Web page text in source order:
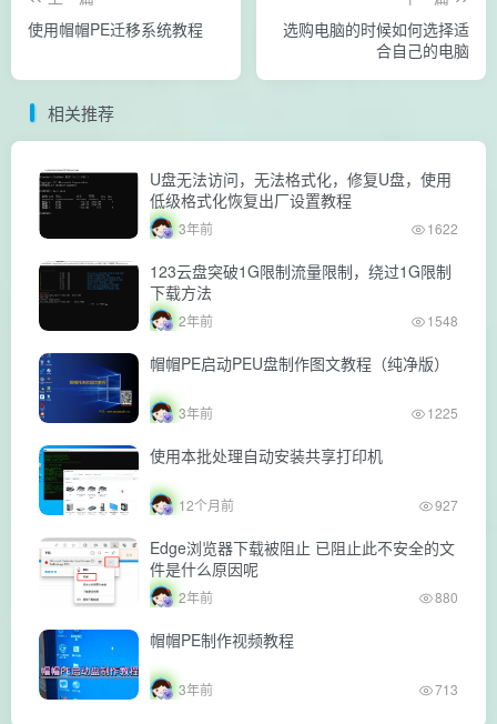
使用帽帽PE迁移系统教程
选购电脑的时候如何选择适
合自己的电脑
相关推荐
U盘无法访问，无法格式化，修复U盘，使用
低级格式化恢复出厂设置教程
3年前 1622
123云盘突破1G限制流量限制，绕过1G限制
下载方法
2年前 1548
帽帽PE启动PEU盘制作图文教程（纯净版）
3年前 1225
使用本批处理自动安装共享打印机
12个月前 927
Edge浏览器下载被阻止 已阻止此不安全的文
件是什么原因呢
2年前 880
帽帽PE制作视频教程
3年前 713